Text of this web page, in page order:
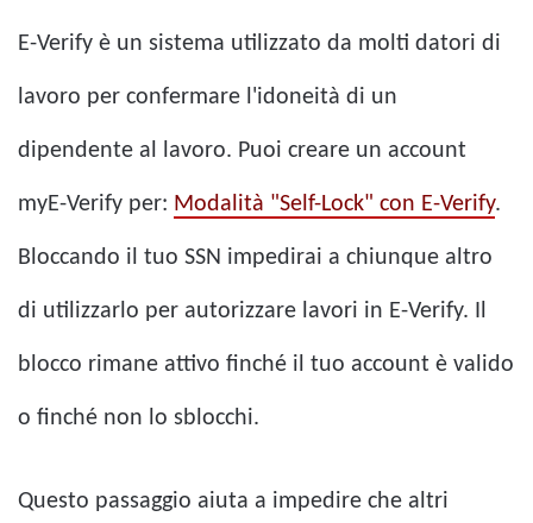
E-Verify è un sistema utilizzato da molti datori di
lavoro per confermare l'idoneità di un
dipendente al lavoro. Puoi creare un account
myE-Verify per: Modalità "Self-Lock" con E-Verify.
Bloccando il tuo SSN impedirai a chiunque altro
di utilizzarlo per autorizzare lavori in E-Verify. Il
blocco rimane attivo finché il tuo account è valido
o finché non lo sblocchi.
Questo passaggio aiuta a impedire che altri